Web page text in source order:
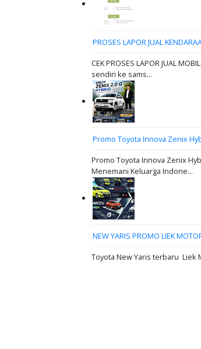
PROSES LAPOR JUAL
CEK PROSES LAPOR JUAL
sendiri ke sams...
Promo Toyota Innova Zenix
Promo Toyota Innova Zenix
Menemani Keluarga Indone...
NEW YARIS PROMO LIEK
Toyota New Yaris terbaru Liek